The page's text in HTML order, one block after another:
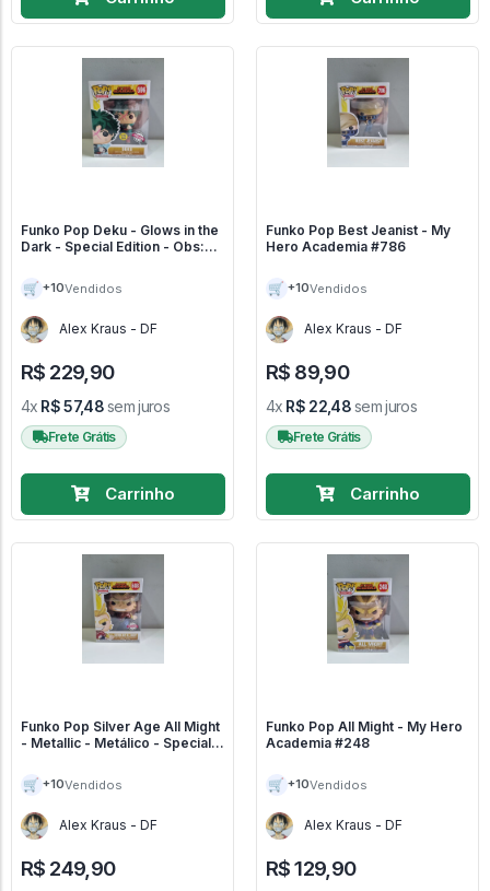
Funko Pop Deku - Glows in the
Dark - Special Edition - Obs:
🛒 +10Vendidos
Alex Kraus - DF
R$ 229,90
4x R$ 57,48sem juros
Frete Grátis
Carrinho
Funko Pop Best Jeanist - My
Hero Academia #786
🛒 +10Vendidos
Alex Kraus - DF
R$ 89,90
4x R$ 22,48sem juros
Frete Grátis
Carrinho
Funko Pop Silver Age All Might
- Metallic - Metálico - Special
#608
🛒 +10Vendidos
Alex Kraus - DF
R$ 249,90
Funko Pop All Might - My Hero
Academia #248
🛒 +10Vendidos
Alex Kraus - DF
R$ 129,90